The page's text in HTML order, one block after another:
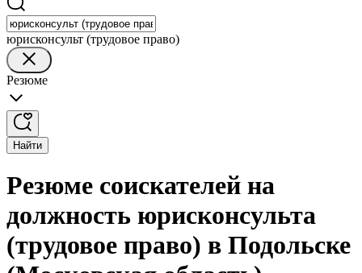
юрисконсульт (трудовое право)
Резюме
Найти
Резюме соискателей на
должность юрисконсульта
(трудовое право) в Подольске